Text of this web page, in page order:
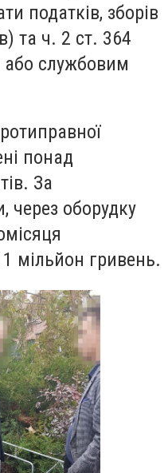
податків, зборів
та ч. 2 ст. 364
службовим
понад
За
через оборудку
мільйон гривень.